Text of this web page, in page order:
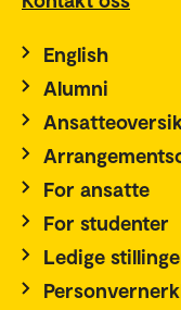
English
Alumni
For ansatte
For studenter
Ledige